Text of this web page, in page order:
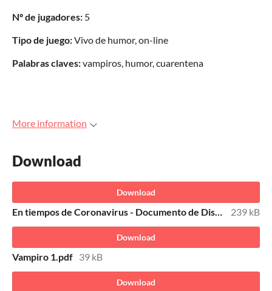
Nº de jugadores: 5
Tipo de juego:Vivo de humor, on-line
Palabras claves:vampiros, humor, cuarentena
More information
Download
Download
239 kB
Download
Vampiro 1.pdf 39 kB
Download